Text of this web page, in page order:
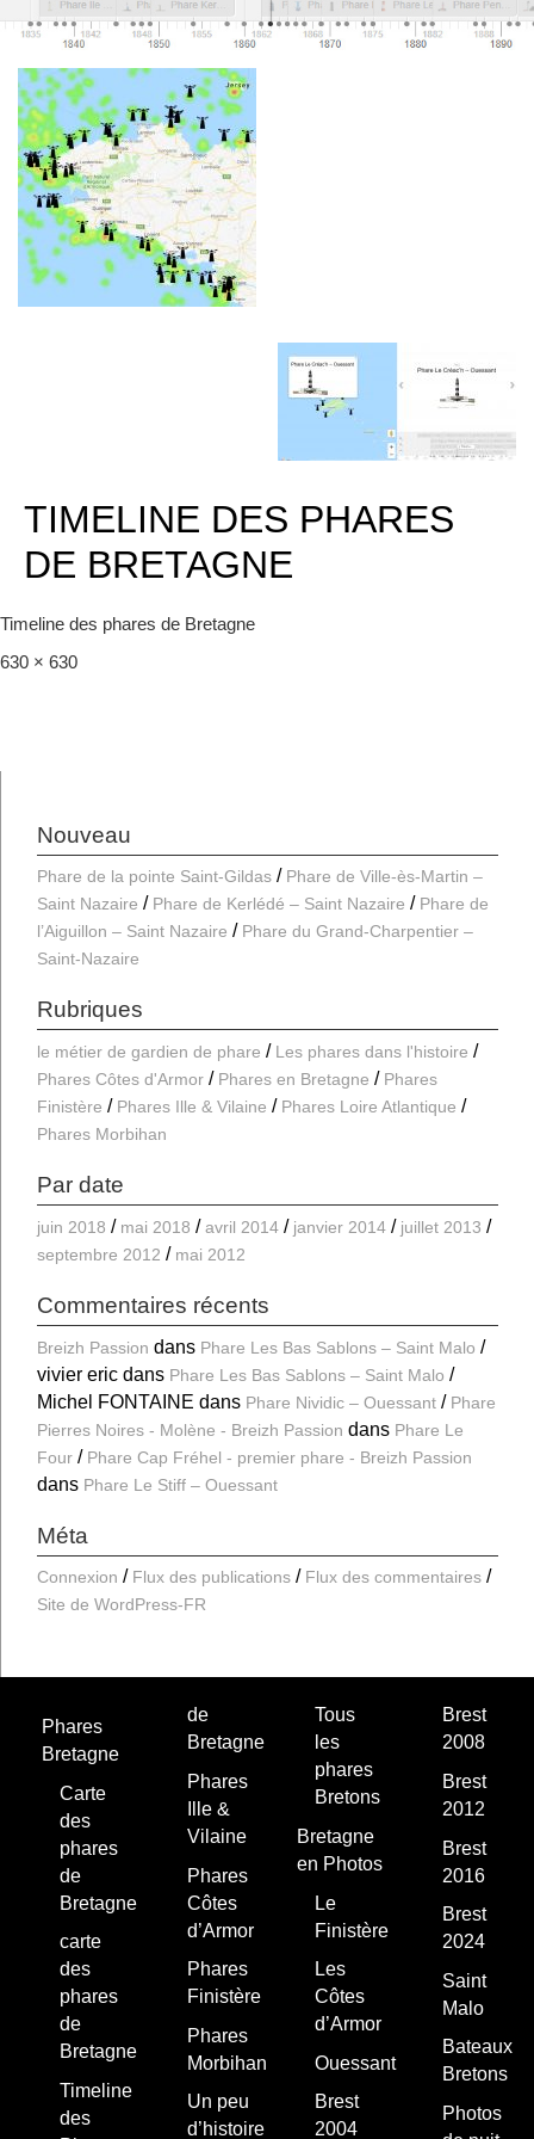
TIMELINE DES PHARES
DE BRETAGNE
Timeline des phares de Bretagne
Full
630 × 630
Nouveau
Phare de la pointe Saint-Gildas
Phare de Ville-ès-Martin –
Saint Nazaire
Phare de Kerlédé – Saint Nazaire
Phare de
l’Aiguillon – Saint Nazaire
Phare du Grand-Charpentier –
Saint-Nazaire
Rubriques
le métier de gardien de phare
Les phares dans l'histoire
Phares Côtes d'Armor
Phares en Bretagne
Phares
Finistère
Phares Ille & Vilaine
Phares Loire Atlantique
Phares Morbihan
Par date
juin 2018 mai 2018 avril 2014 janvier 2014
juillet 2013
septembre 2012
mai 2012
Commentaires récents
Breizh Passion dans Phare Les Bas Sablons – Saint Malo
vivier eric dans Phare Les Bas Sablons – Saint Malo
Michel FONTAINE dans Phare Nividic – Ouessant
Phare
Pierres Noires - Molène - Breizh Passion dans Phare Le
Four
Phare Cap Fréhel - premier phare - Breizh Passion
dans Phare Le Stiff – Ouessant
Méta
Connexion Flux des publications
Flux des commentaires
Site de WordPress-FR
Phares
Bretagne
Carte
des
phares
de
Bretagne
carte
des
phares
de
Bretagne
Timeline
des
de
Bretagne
Phares
Ille &
Vilaine
Phares
Côtes
d’Armor
Phares
Finistère
Phares
Morbihan
Un peu
d’histoire
Tous
les
phares
Bretons
Bretagne
en Photos
Le
Finistère
Les
Côtes
d’Armor
Ouessant
Brest
2004
Brest
2008
Brest
2012
Brest
2016
Brest
2024
Saint
Malo
Bateaux
Bretons
Photos